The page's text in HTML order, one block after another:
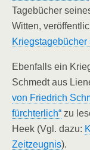
Tagebücher
Witten,
Ebenfalls ein
Schmedt aus
von Friedrich
fürchterlich“ zu
Heek (Vgl. dazu:
Zeitzeugnis).